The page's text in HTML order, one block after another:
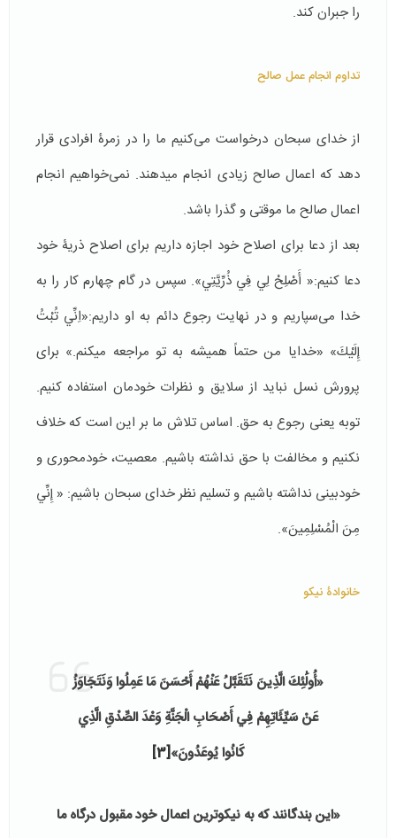
را جبران کند.
تداوم انجام عمل صالح
از خدای سبحان درخواست می­‌کنیم ما را در زمرۀ افرادی قرار
دهد که اعمال صالح زیادی انجام می­دهند. نمی‌خواهیم انجام
اعمال صالح ما موقتی و گذرا باشد.
بعد از دعا برای اصلاح خود اجازه داریم برای اصلاح ذریۀ خود
دعا کنیم:« أَصْلِحْ لِي فِي ذُرِّيَّتِي». سپس در گام چهارم کار را به
خدا می‌سپاریم و در نهایت رجوع دائم به او داریم:«اِنِّي تُبْتُ
إِلَيْكَ» «خدایا من حتماً همیشه به تو مراجعه می­کنم.» برای
پرورش نسل نباید از سلایق و نظرات خودمان استفاده کنیم.
توبه یعنی رجوع به حق. اساس تلاش ما بر این است که خلاف
نکنیم و مخالفت با حق نداشته باشیم. معصیت، خودمحوری و
خودبینی نداشته باشیم و تسلیم نظر خدای سبحان باشیم: « إِنِّي
مِنَ الْمُسْلِمِينَ».
خانوادۀ نیکو
«أُولَٰئِكَ الَّذِينَ نَتَقَبَّلُ عَنْهُمْ أَحْسَنَ مَا عَمِلُوا وَنَتَجَاوَزُ
عَنْ سَيِّئَاتِهِمْ فِي أَصْحَابِ الْجَنَّةِ وَعْدَ الصِّدْقِ الَّذِي
كَانُوا يُوعَدُونَ»[3]
«این بندگانند که به نیکوترین اعمال خود مقبول درگاه ما